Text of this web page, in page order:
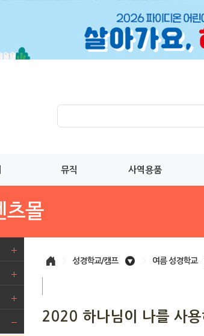
뮤직 사역용품
성경학교/캠프 여름 성경학교
2020 하나님이 나를 사용